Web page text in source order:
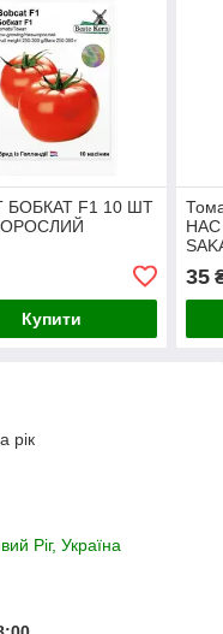
БОБКАТ F1 10 ШТ
Купити
35
рік
Ріг, Україна